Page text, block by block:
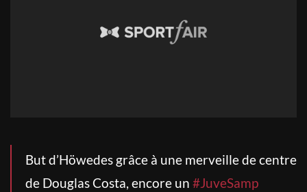
But d’Höwedes grâce à une merveille de centre
de Douglas Costa, encore un #JuveSamp